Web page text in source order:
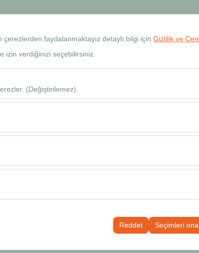
çerezlerden faydalanmaktayız detaylı bilgi için Gizlilik ve
izin verdiğinizi seçebilirsiniz.
(Değiştirilemez)
güvenlik, oturum yönetimi ve temel işlevler için
(ziyaretçi sayısı, en çok ziyaret edilen sayfalar,
sitesi performansını ölçmek ve kullanıcı deneyimini
kişiselleştirilmiş reklamlar göstermemize ve reklam
oranı) ölçmemize olanak tanır.
sağlamak amacıyla kullanılır.
Reddet Seçimleri
Kiralama Rehberi